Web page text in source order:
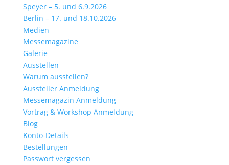
Speyer – 5. und 6.9.2026
Berlin – 17. und 18.10.2026
Medien
Messemagazine
Galerie
Ausstellen
Warum ausstellen?
Aussteller Anmeldung
Messemagazin Anmeldung
Vortrag & Workshop Anmeldung
Blog
Konto-Details
Bestellungen
Passwort vergessen